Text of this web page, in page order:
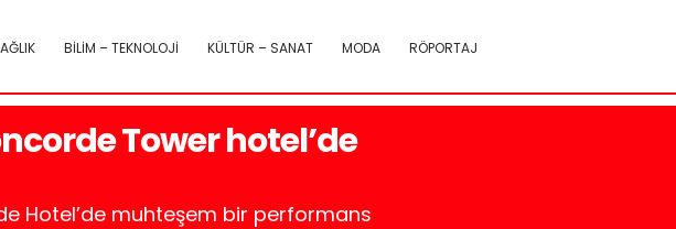
BİLİM – TEKNOLOJİ KÜLTÜR – SANAT MODA RÖPORTAJ
Tower hotel’de
Hotel’de muhteşem bir performans